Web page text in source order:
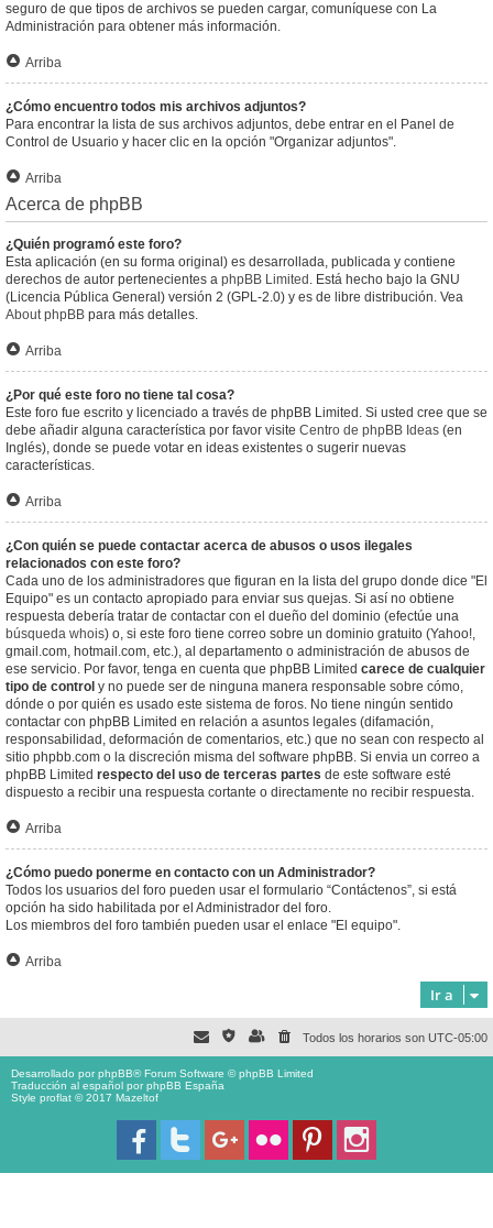
seguro de que tipos de archivos se pueden cargar, comuníquese con La
Administración para obtener más información.
Arriba
¿Cómo encuentro todos mis archivos adjuntos?
Para encontrar la lista de sus archivos adjuntos, debe entrar en el Panel de
Control de Usuario y hacer clic en la opción "Organizar adjuntos".
Arriba
Acerca de phpBB
¿Quién programó este foro?
Esta aplicación (en su forma original) es desarrollada, publicada y contiene
derechos de autor pertenecientes a phpBB Limited . Está hecho bajo la GNU
(Licencia Pública General) versión 2 (GPL-2.0) y es de libre distribución. Vea
About phpBB para más detalles.
Arriba
¿Por qué este foro no tiene tal cosa?
Este foro fue escrito y licenciado a través de phpBB Limited. Si usted cree que se
debe añadir alguna característica por favor visite Centro de phpBB Ideas (en
Inglés), donde se puede votar en ideas existentes o sugerir nuevas
características.
Arriba
¿Con quién se puede contactar acerca de abusos o usos ilegales
relacionados con este foro?
Cada uno de los administradores que figuran en la lista del grupo donde dice "El
Equipo" es un contacto apropiado para enviar sus quejas. Si así no obtiene
respuesta debería tratar de contactar con el dueño del dominio (efectúe una
búsqueda whois) o, si este foro tiene correo sobre un dominio gratuito (Yahoo!,
gmail.com, hotmail.com, etc.), al departamento o administración de abusos de
ese servicio. Por favor, tenga en cuenta que phpBB Limited carece de cualquier
tipo de control y no puede ser de ninguna manera responsable sobre cómo,
dónde o por quién es usado este sistema de foros. No tiene ningún sentido
contactar con phpBB Limited en relación a asuntos legales (difamación,
responsabilidad, deformación de comentarios, etc.) que no sean con respecto al
sitio phpbb.com o la discreción misma del software phpBB. Si envia un correo a
phpBB Limited respecto del uso de terceras partes de este software esté
dispuesto a recibir una respuesta cortante o directamente no recibir respuesta.
Arriba
¿Cómo puedo ponerme en contacto con un Administrador?
Todos los usuarios del foro pueden usar el formulario “Contáctenos”, si está
opción ha sido habilitada por el Administrador del foro.
Los miembros del foro también pueden usar el enlace "El equipo".
Arriba
Ir a
Todos los horarios son UTC-05:00
Desarrollado porphpBB® Forum Software © phpBB Limited
Traducción al español porphpBB España
Style proflat © 2017 Mazeltof